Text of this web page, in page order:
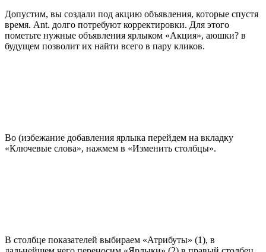
Допустим, вы создали под акцию объявления, которые спустя
время. Ant. долго потребуют корректировки. Для этого
пометьте нужные объявления ярлыком «Акция», аюшки? в
будущем позволит их найти всего в пару кликов.
Во (избежание добавления ярлыка перейдем на вкладку
«Ключевые слова», нажмем в «Изменить столбцы».
В столбце показателей выбираем «Атрибуты» (1), в